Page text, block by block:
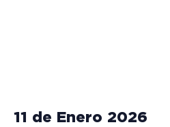
11 de Enero 2026